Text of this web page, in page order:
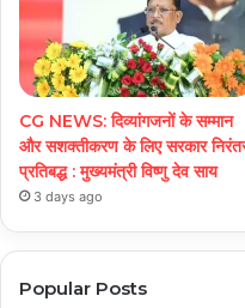
CG NEWS: दिव्यांगजनों के सम्मान
और सशक्तीकरण के लिए सरकार
प्रतिबद्ध : मुख्यमंत्री विष्णु देव साय
3 days ago
Popular Posts